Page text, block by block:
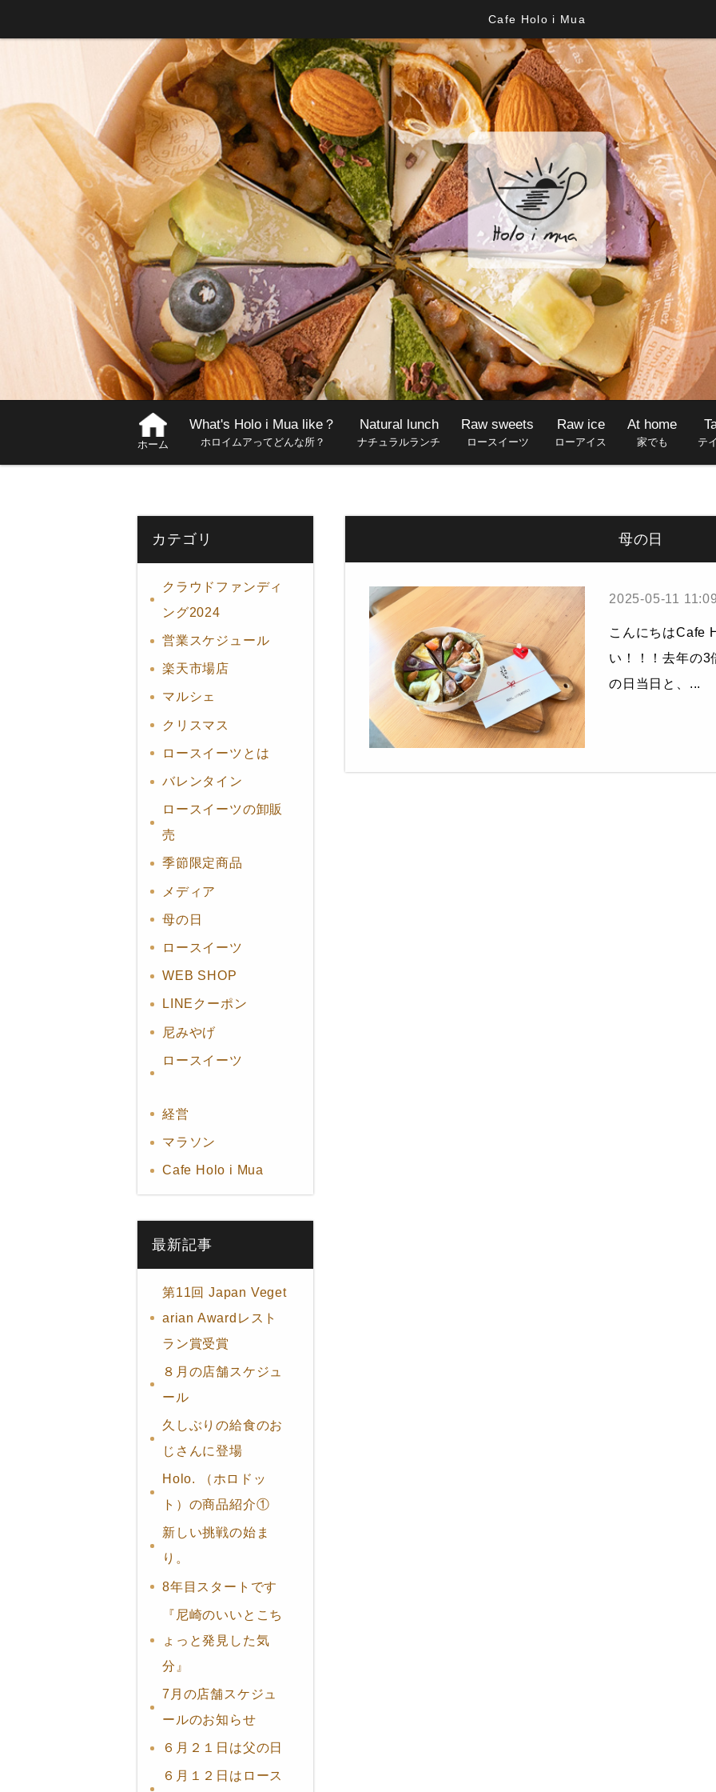
Cafe Holo i Mua
ホーム
What's Holo i Mua like？
ホロイムアってどんな所？
Natural lunch
ナチュラルランチ
Raw sweets
ロースイーツ
Raw ice
ローアイス
At home
家でも テ
カテゴリ
クラウドファンディ
ング2024
営業スケジュール
楽天市場店
マルシェ
クリスマス
ロースイーツとは
バレンタイン
ロースイーツの卸販
売
季節限定商品
メディア
母の日
ロースイーツ
WEB SHOP
LINEクーポン
尼みやげ
ロースイーツ
経営
マラソン
Cafe Holo i Mua
最新記事
第11回 Japan Veget
arian Awardレスト
ラン賞受賞
８月の店舗スケジュ
ール
久しぶりの給食のお
じさんに登場
Holo. （ホロドッ
ト）の商品紹介①
新しい挑戦の始ま
り。
8年目スタートです
『尼崎のいいとこち
ょっと発見した気
分』
7月の店舗スケジュ
ールのお知らせ
６月２１日は父の日
６月１２日はロース
母の日
2025-05-11
こんにちはCafe
い！！！去年の3
の日当日と、...